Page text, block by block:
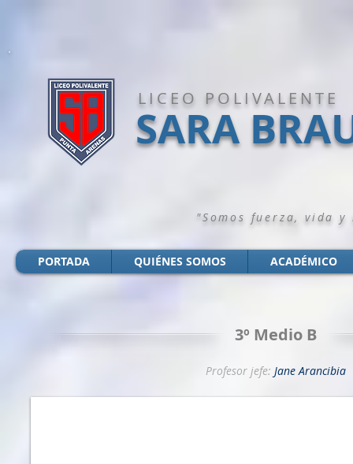
LICEO POLIVALENTE
SARA
"Somos fuerza, vida
PORTADA QUIÉNES SOMOS ACADÉMICO
3º Medio B
Profesor jefe: Jane Arancibia